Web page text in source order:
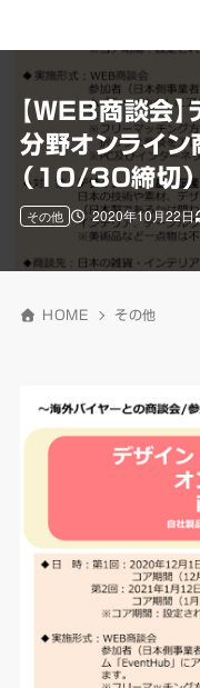
【WEB商談会】
分野オンライ
（10/30締切）
2020年10月22日
その他
HOME その他